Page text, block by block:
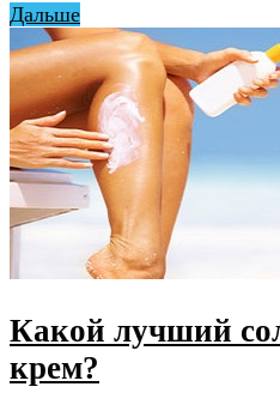
Дальше
Какой лучший
крем?